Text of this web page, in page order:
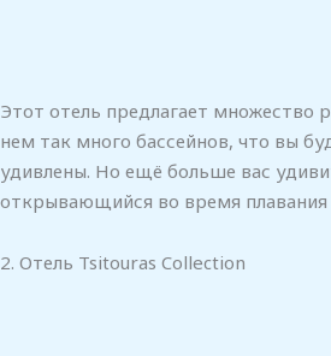
Этот отель предлагает множество
нем так много бассейнов, что вы
удивлены. Но ещё больше вас
открывающийся во время плавания
2. Отель Tsitouras Collection